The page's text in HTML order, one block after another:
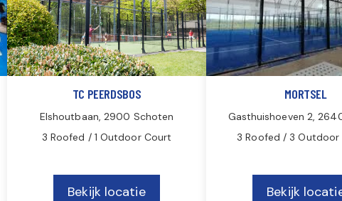
TC PEERDSBOS
Elshoutbaan, 2900 Schoten
3 Roofed / 1 Outdoor Court
Bekijk locatie
MORTSEL
Gasthuishoeven 2,
3 Roofed / 3 Outdoor
Bekijk